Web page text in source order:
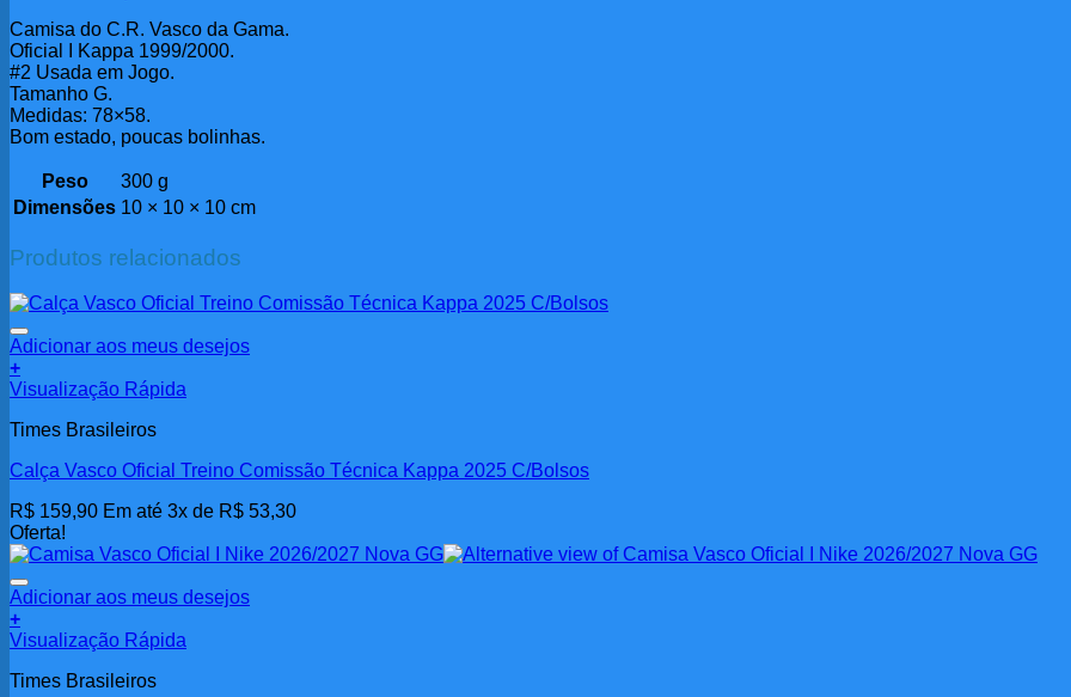
Camisa do C.R. Vasco da Gama.
Oficial I Kappa 1999/2000.
#2 Usada em Jogo.
Tamanho G.
Medidas: 78×58.
Bom estado, poucas bolinhas.
Peso
300 g
Dimensões 10 × 10 × 10 cm
Produtos relacionados
Adicionar aos meus desejos
+
Visualização Rápida
Times Brasileiros
Calça Vasco Oficial Treino Comissão Técnica Kappa 2025 C/Bolsos
R$ 159,90 Em até 3x de R$ 53,30
Oferta!
Adicionar aos meus desejos
+
Visualização Rápida
Times Brasileiros